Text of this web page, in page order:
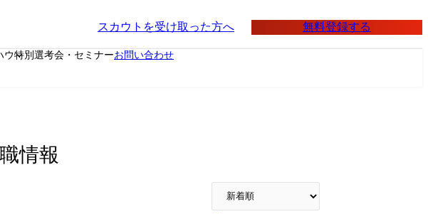
スカウトを受け取った方へ 無料登録する
ウ特別選考会・セミナーお問い合わせ
情報